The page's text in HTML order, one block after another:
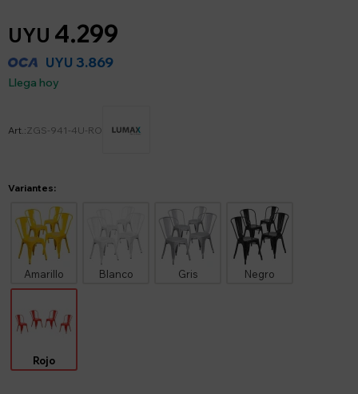
UYU 4.299
UYU 3.869
Llega hoy
ZGS-941-4U-RO
Variantes:
Amarillo Blanco Gris Negro
Rojo